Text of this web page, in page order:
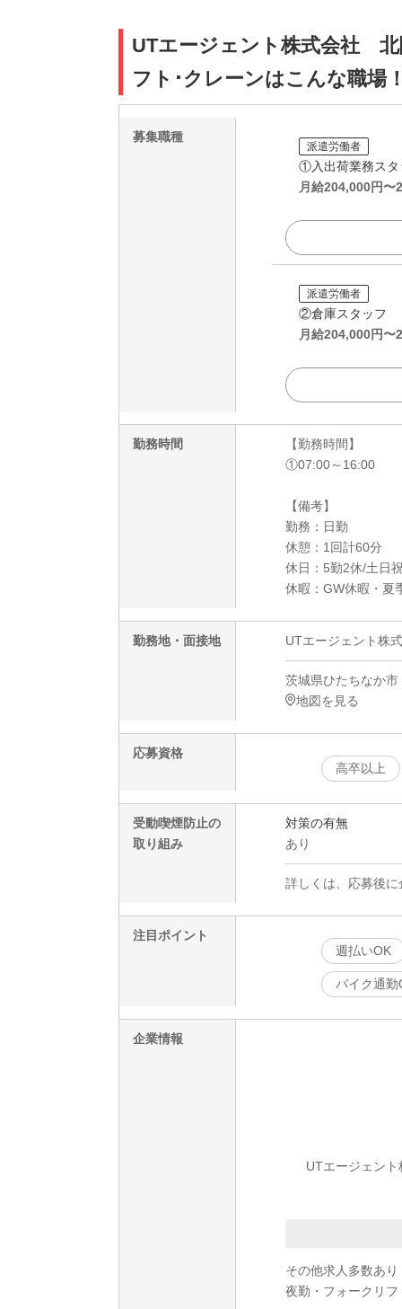
UTエージェント株式会社 北
フト･クレーンはこんな職場
募集職種
派遣労働者
①入出荷業務スタ
月給204,000円〜
派遣労働者
②倉庫スタッフ
月給204,000円〜
勤務時間
【勤務時間】
①07:00～16:00
【備考】
勤務：日勤
休憩：1回計60分
休日：5勤2休/土日
休暇：GW休暇・夏
勤務地・面接地 UTエージェント株
茨城県ひたちなか市
地図を見る
応募資格
高卒以上
受動喫煙防止の
取り組み
対策の有無
あり
詳しくは、応募後
注目ポイント
週払いOK
バイク通勤
企業情報
UTエージェン
その他求人多数あり
夜勤・フォークリ